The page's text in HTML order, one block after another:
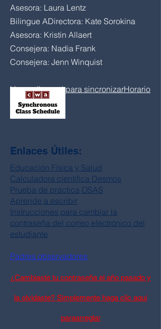
Asesora: Laura Lentz
Bilingue ADirectora: Kate Sorokina
Asesora: Kristin Allaert
Consejera: Nadia Frank
Consejera: Jenn Winquist
Haga clic aquí para sincronizarHorario
de clases.
Enlaces Útiles:
Educación Física y Salud
Calculadora científica Desmos
Prueba de práctica OSAS
Aprende a escribir
Instrucciones para cambiar la
contraseña del correo electrónico del
estudiante
Padres observadores
¿Cambiaste tu contraseña el año pasado y
la olvidaste? Simplemente haga clic aquí
paraarreglar